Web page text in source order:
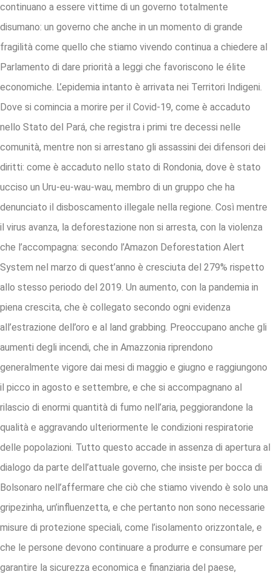
continuano a essere vittime di un governo totalmente
disumano: un governo che anche in un momento di grande
fragilità come quello che stiamo vivendo continua a chiedere al
Parlamento di dare priorità a leggi che favoriscono le élite
economiche. L’epidemia intanto è arrivata nei Territori Indigeni.
Dove si comincia a morire per il Covid-19, come è accaduto
nello Stato del Pará, che registra i primi tre decessi nelle
comunità, mentre non si arrestano gli assassini dei difensori dei
diritti: come è accaduto nello stato di Rondonia, dove è stato
ucciso un Uru-eu-wau-wau, membro di un gruppo che ha
denunciato il disboscamento illegale nella regione. Così mentre
il virus avanza, la deforestazione non si arresta, con la violenza
che l’accompagna: secondo l’Amazon Deforestation Alert
System nel marzo di quest’anno è cresciuta del 279% rispetto
allo stesso periodo del 2019. Un aumento, con la pandemia in
piena crescita, che è collegato secondo ogni evidenza
all’estrazione dell’oro e al land grabbing. Preoccupano anche gli
aumenti degli incendi, che in Amazzonia riprendono
generalmente vigore dai mesi di maggio e giugno e raggiungono
il picco in agosto e settembre, e che si accompagnano al
rilascio di enormi quantità di fumo nell’aria, peggiorandone la
qualità e aggravando ulteriormente le condizioni respiratorie
delle popolazioni. Tutto questo accade in assenza di apertura al
dialogo da parte dell’attuale governo, che insiste per bocca di
Bolsonaro nell’affermare che ciò che stiamo vivendo è solo una
gripezinha, un’influenzetta, e che pertanto non sono necessarie
misure di protezione speciali, come l’isolamento orizzontale, e
che le persone devono continuare a produrre e consumare per
garantire la sicurezza economica e finanziaria del paese,